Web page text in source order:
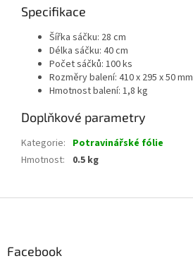
Specifikace
Šířka sáčku: 28 cm
Délka sáčku: 40 cm
Počet sáčků: 100 ks
Rozměry balení: 410 x 295 x 50 mm
Hmotnost balení: 1,8 kg
Doplňkové parametry
Kategorie: Potravinářské fólie
Hmotnost: 0.5 kg
Facebook